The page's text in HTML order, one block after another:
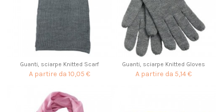
Guanti, sciarpe Knitted Scarf
A partire da 10,05 €
Guanti, sciarpe Knitted Gloves
A partire da 5,14 €